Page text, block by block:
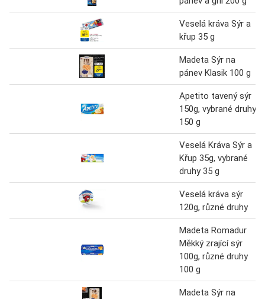
Veselá kráva Sýr a
křup 35 g
Madeta Sýr na
pánev Klasik 100 g
Apetito tavený sýr
150g, vybrané druhy
150 g
Veselá Kráva Sýr a
Křup 35g, vybrané
druhy 35 g
Veselá kráva sýr
120g, různé druhy
Madeta Romadur
Měkký zrající sýr
100g, různé druhy
100 g
Madeta Sýr na